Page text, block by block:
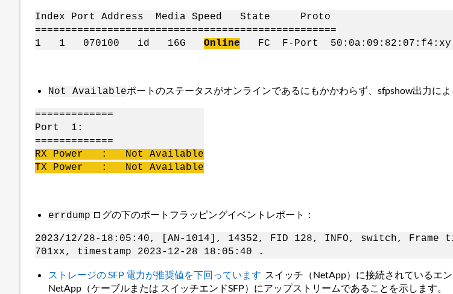
Index Port Address Media Speed State Proto
==================================================
1 1 070100 id 16G Online FC F-Port
Not Availableポートのステータスがオンラインであるにもかかわらず、sfpshow出力に
=============
Port 1:
=============
RX Power : Not Available
TX Power : Not Available
errdump ログの下のポートフラッピングイベントレポート：
2023/12/28-18:05:40, [AN-1014], 14352, FID 128, INFO, switch,
701xx, timestamp 2023-12-28 18:05:40 .
ストレージの SFP 電力が推奨値を下回っています スイッチ（NetApp）に接続されているエ
NetApp（ケーブルまたは スイッチエンドSFP）にアップストリームであることを示します。